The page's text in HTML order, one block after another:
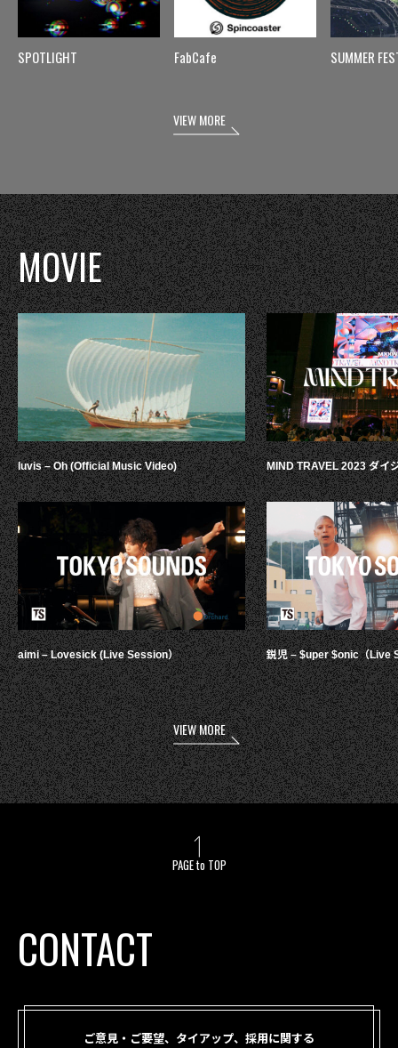
SPOTLIGHT FabCafe SUMMER
VIEW MORE
MOVIE
luvis – Oh (Official Music Video)
aimi – Lovesick (Live Session）
MIND TRAVEL 2023 ダイ
鋭児 – $uper $onic（Live
VIEW MORE
PAGE to TOP
CONTACT
ご意見・ご要望、タイアップ、採用に関する